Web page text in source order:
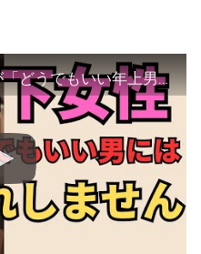
【本命確定!?】年下女性が「どうでもいい年上男性」には絶対やらない行動7選【大人の恋愛心理学】